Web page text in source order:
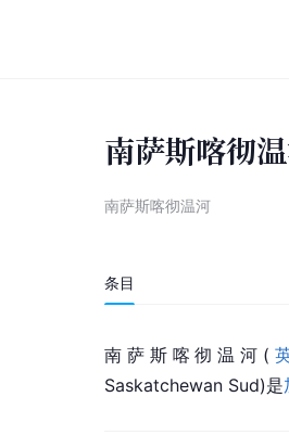
南萨斯喀彻
南萨斯喀彻温河
条目
南萨斯喀彻温河(
Saskatchewan Sud)是